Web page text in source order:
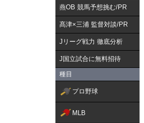
燕OB 競馬予想挑む/PR
髙津×三浦 監督対談/PR
Jリーグ戦力 徹底分析
J国立試合に無料招待
種目
プロ野球
MLB